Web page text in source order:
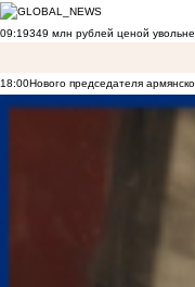
09:19349 млн рублей ценой
18:00Нового председателя